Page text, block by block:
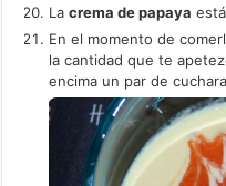
Lacrema de papaya
En el momento de
la cantidad que te
encima un par de